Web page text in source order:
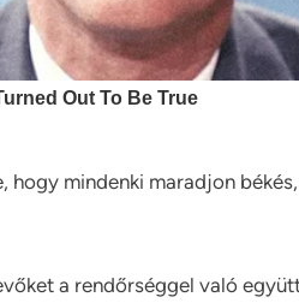
hogy mindenki maradjon
a rendőrséggel való